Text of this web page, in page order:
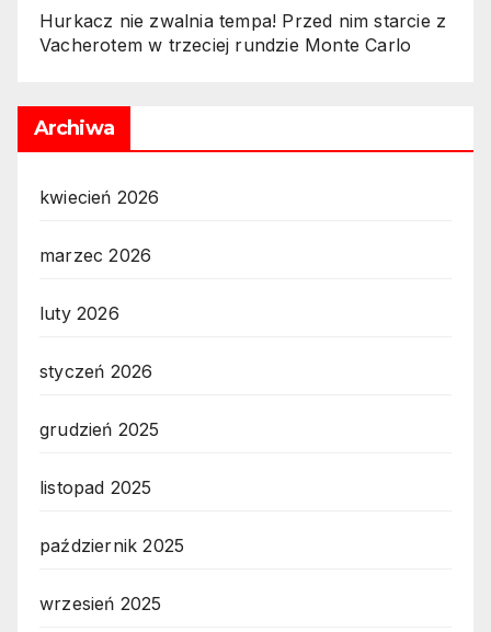
Hurkacz nie zwalnia tempa! Przed nim starcie z
Vacherotem w trzeciej rundzie Monte Carlo
Archiwa
kwiecień 2026
marzec 2026
luty 2026
styczeń 2026
grudzień 2025
listopad 2025
październik 2025
wrzesień 2025